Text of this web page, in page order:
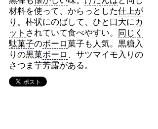
材料を使って、からっとした仕上が
り 。棒状にのばして、ひと口大に カ
ット されていて食べやすい。
同じく
駄菓子のボーロ菓子も人気。黒糖入
りの黒菓ボーロ 、サツマイモ入りの
さつま芋芳露がある。